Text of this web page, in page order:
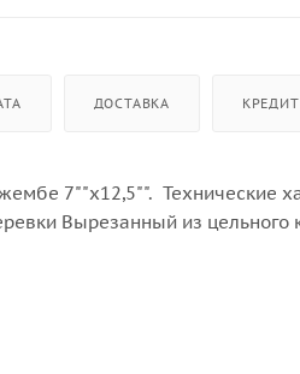
ДОСТАВКА КРЕДИТ
7""х12,5"". Технические
Вырезанный из цельного